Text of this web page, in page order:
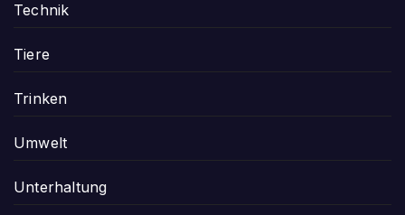
Technik
Tiere
Trinken
Umwelt
Unterhaltung